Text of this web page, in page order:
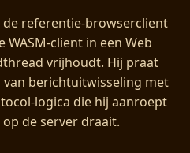
de referentie-browserclient
WASM-client in een Web
vrijhoudt. Hij praat
van berichtuitwisseling met
logica die hij aanroept
de server draait.